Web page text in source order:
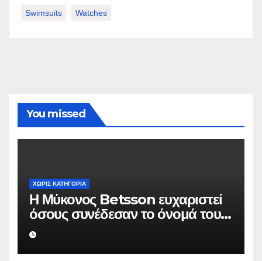
Swimsuits Watches
You missed
ΧΩΡΊΣ ΚΑΤΗΓΟΡΊΑ
Η Μύκονος Betsson ευχαριστεί
όσους συνέδεσαν το όνομά τους
με την ιστορική χρονιά